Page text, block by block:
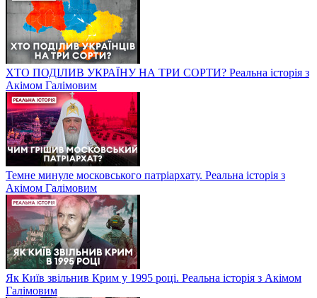
ХТО ПОДІЛИВ УКРАЇНУ НА ТРИ СОРТИ? Реальна історія з
Акімом Галімовим
Темне минуле московського патріархату. Реальна історія з
Акімом Галімовим
Як Київ звільнив Крим у 1995 році. Реальна історія з Акімом
Галімовим